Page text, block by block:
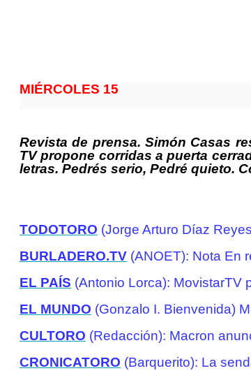
MIÉRCOLES 15
Revista de prensa. Simón Casas
TV propone corridas a puerta
letras. Pedrés serio, Pedré quieto.
TODOTORO (Jorge Arturo Díaz
BURLADERO.TV (ANOET): Nota En
EL PAÍS (Antonio Lorca): MovistarTV
EL MUNDO (Gonzalo I. Bienvenida)
CULTORO (Redacción): Macron
CRONICATORO (Barquerito): La